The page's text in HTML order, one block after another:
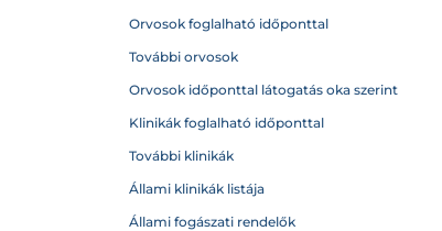
Orvosok foglalható időponttal
További orvosok
Orvosok időponttal látogatás oka szerint
Klinikák foglalható időponttal
További klinikák
Állami klinikák listája
Állami fogászati rendelők